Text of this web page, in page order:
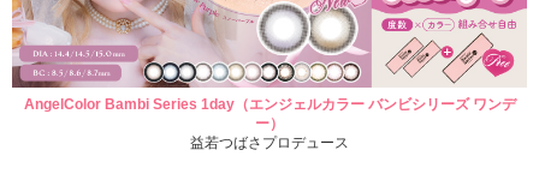
AngelColor Bambi Series 1day（エンジェルカラー バンビシリーズ ワンデ
ー）
益若つばさプロデュース